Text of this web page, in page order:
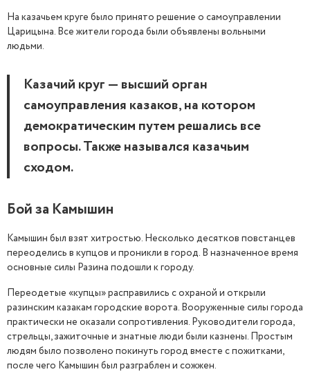
На казачьем круге было принято решение о самоуправлении
Царицына. Все жители города были объявлены вольными
людьми.
Казачий круг — высший орган
самоуправления казаков, на котором
демократическим путем решались все
вопросы. Также назывался казачьим
сходом.
Бой за Камышин
Камышин был взят хитростью. Несколько десятков повстанцев
переоделись в купцов и проникли в город. В назначенное время
основные силы Разина подошли к городу.
Переодетые «купцы» расправились с охраной и открыли
разинским казакам городские ворота. Вооруженные силы города
практически не оказали сопротивления. Руководители города,
стрельцы, зажиточные и знатные люди были казнены. Простым
людям было позволено покинуть город вместе с пожитками,
после чего Камышин был разграблен и сожжен.